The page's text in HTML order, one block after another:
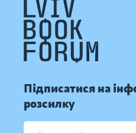
Підписатися на
розсилку